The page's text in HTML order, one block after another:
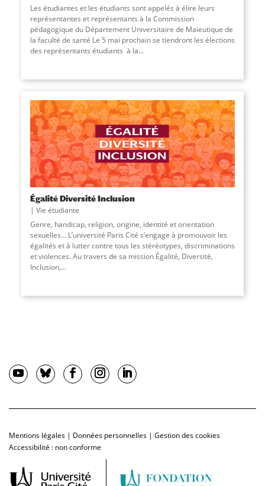
Les étudiantes et les étudiants sont appelés à élire leurs
représentantes et représentants à la Commission
pédagogique du Département Universitaire de Maïeutique de
la faculté de santé Le 5 mai prochain se tiendront les élections
des représentants étudiants à la...
Égalité Diversité Inclusion
Vie étudiante
Genre, handicap, religion, origine, identité et orientation
sexuelles… L’université Paris Cité s’engage à promouvoir les
égalités et à lutter contre tous les stéréotypes, discriminations
et violences. Au travers de sa mission Égalité, Diversité,
Inclusion,...
Mentions légales | Données personnelles | Gestion des cookies
Accessibilité : non conforme